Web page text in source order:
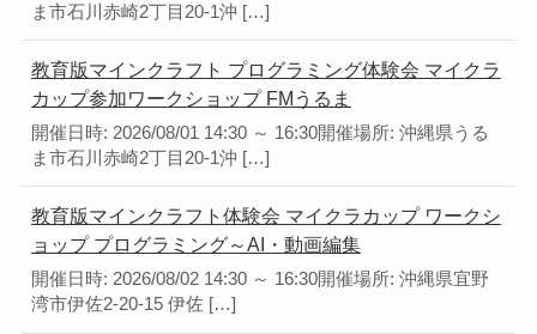
ま市石川赤崎2丁目20-1沖 […]
教育版マインクラフト プログラミング体験会 マイクラ
カップ参加ワークショップ FMうるま
開催日時: 2026/08/01 14:30 ～ 16:30開催場所: 沖縄県うる
ま市石川赤崎2丁目20-1沖 […]
教育版マインクラフト体験会 マイクラカップ ワークシ
ョップ プログラミング～AI・動画編集
開催日時: 2026/08/02 14:30 ～ 16:30開催場所: 沖縄県宜野
湾市伊佐2-20-15 伊佐 […]